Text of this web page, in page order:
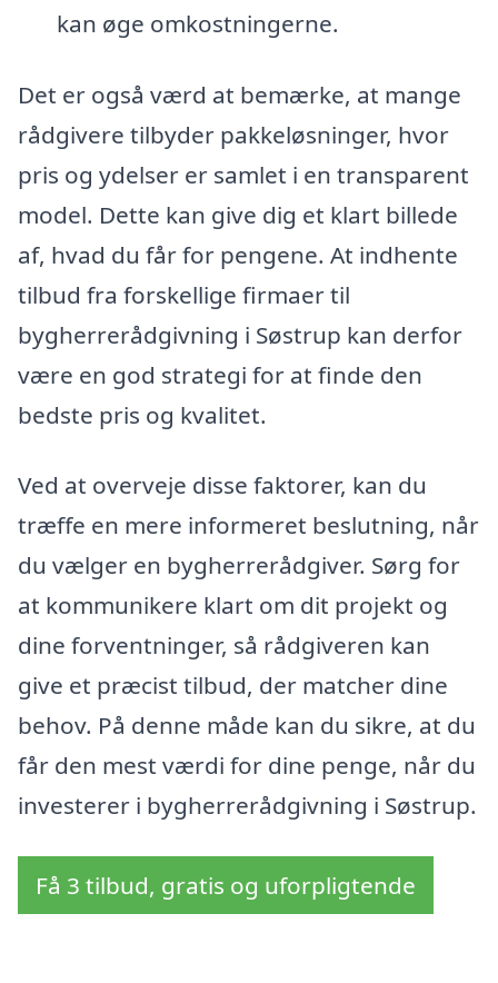
kan øge omkostningerne.
Det er også værd at bemærke, at mange
rådgivere tilbyder pakkeløsninger, hvor
pris og ydelser er samlet i en transparent
model. Dette kan give dig et klart billede
af, hvad du får for pengene. At indhente
tilbud fra forskellige firmaer til
bygherrerådgivning i Søstrup kan derfor
være en god strategi for at finde den
bedste pris og kvalitet.
Ved at overveje disse faktorer, kan du
træffe en mere informeret beslutning, når
du vælger en bygherrerådgiver. Sørg for
at kommunikere klart om dit projekt og
dine forventninger, så rådgiveren kan
give et præcist tilbud, der matcher dine
behov. På denne måde kan du sikre, at du
får den mest værdi for dine penge, når du
investerer i bygherrerådgivning i Søstrup.
Få 3 tilbud, gratis og uforpligtende